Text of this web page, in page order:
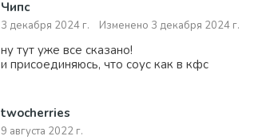
Чипс
3 декабря 2024 г. Изменено 3 декабря 2024 г.
ну тут уже все сказано!
и присоединяюсь, что соус как в кфс
twocherries
9 августа 2022 г.